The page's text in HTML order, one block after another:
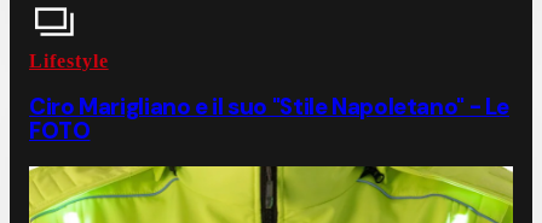
Lifestyle
Ciro Marigliano e il suo "Stile Napoletano" - Le
FOTO